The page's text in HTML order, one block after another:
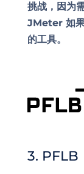
挑战，因为
JMeter 如果
的工具。
3. PFLB